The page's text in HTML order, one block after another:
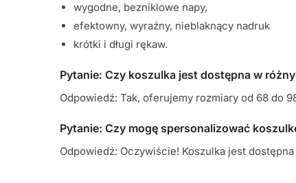
wygodne, bezniklowe napy,
efektowny, wyraźny, nieblaknący nadruk
krótki i długi rękaw.
Pytanie: Czy koszulka jest dostępna w
Odpowiedź: Tak, oferujemy rozmiary od 68 do
Pytanie: Czy mogę spersonalizować
Odpowiedź: Oczywiście! Koszulka jest